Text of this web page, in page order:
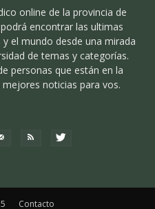
online de la provincia de
encontrar las ultimas
el mundo desde una mirada
de temas y categorías.
personas que están en la
noticias para vos.
Contacto